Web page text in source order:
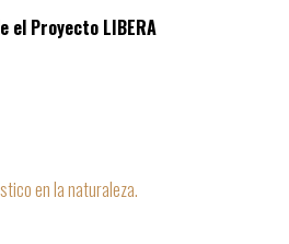
el Proyecto LIBERA
en la naturaleza.